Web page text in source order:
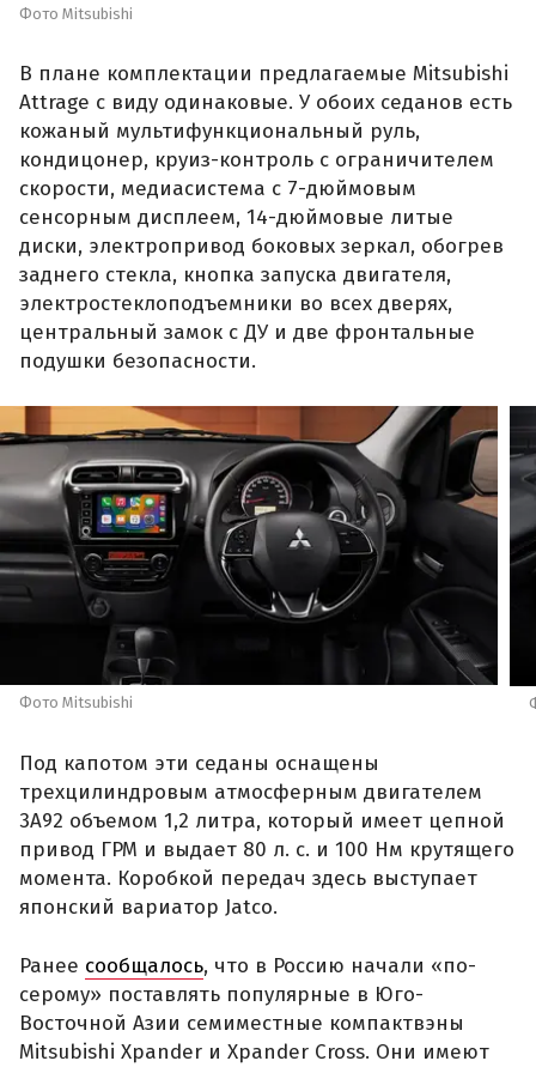
Фото Mitsubishi
В плане комплектации предлагаемые Mitsubishi
Attrage с виду одинаковые. У обоих седанов есть
кожаный мультифункциональный руль,
кондицонер, круиз-контроль с ограничителем
скорости, медиасистема с 7-дюймовым
сенсорным дисплеем, 14-дюймовые литые
диски, электропривод боковых зеркал, обогрев
заднего стекла, кнопка запуска двигателя,
электростеклоподъемники во всех дверях,
центральный замок с ДУ и две фронтальные
подушки безопасности.
Фото Mitsubishi
Под капотом эти седаны оснащены
трехцилиндровым атмосферным двигателем
3A92 объемом 1,2 литра, который имеет цепной
привод ГРМ и выдает 80 л. с. и 100 Нм крутящего
момента. Коробкой передач здесь выступает
японский вариатор Jatco.
Ранее сообщалось, что в Россию начали «по-
серому» поставлять популярные в Юго-
Восточной Азии семиместные компактвэны
Mitsubishi Xpander и Xpander Cross. Они имеют